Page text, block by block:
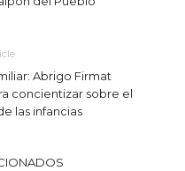
Abrigo Firmat
concientizar sobre el
las infancias